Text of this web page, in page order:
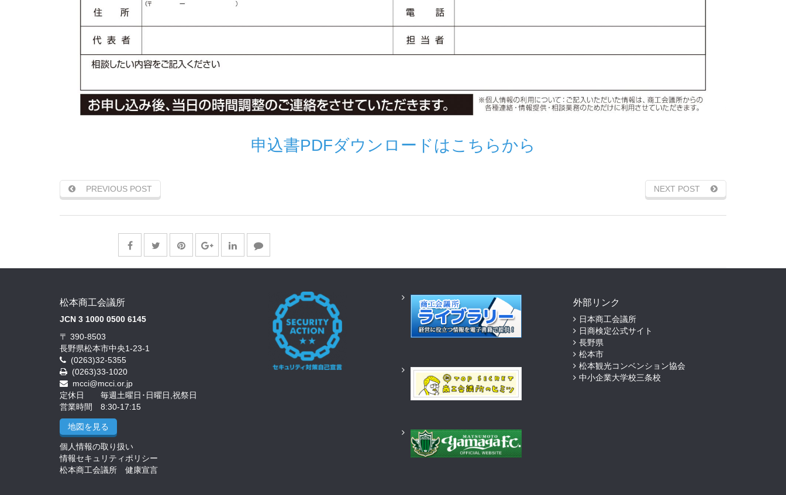
申込書PDFダウンロードはこちらから
PREVIOUS POST NEXT POST
松本商工会議所
JCN 3 1000 0500 6145
〒 390-8503
長野県松本市中央1-23-1
(0263)32-5355
(0263)33-1020
mcci@mcci.or.jp
定休日 毎週土曜日･日曜日,祝祭日
営業時間 8:30-17:15
地図を見る
個人情報の取り扱い
情報セキュリティポリシー
松本商工会議所 健康宣言
外部リンク
日本商工会議所
日商検定公式サイト
長野県
松本市
松本観光コンベンション協会
中小企業大学校三条校